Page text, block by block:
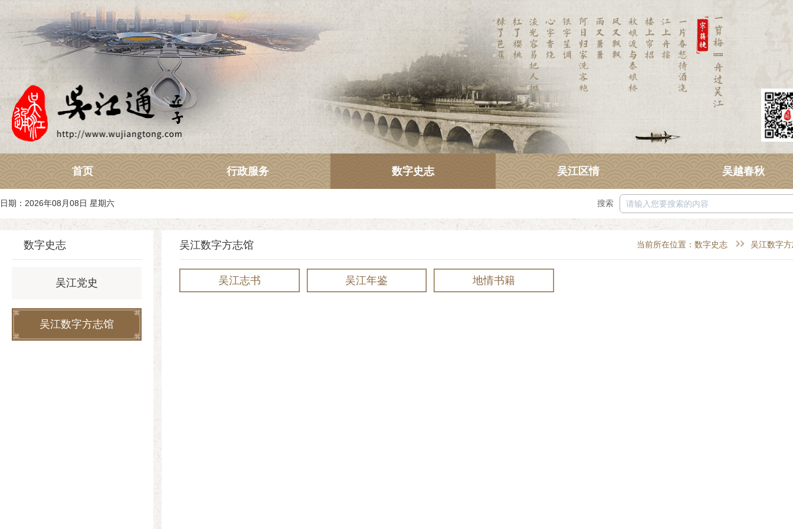
首页 行政服务 数字史志 吴江区情 吴越春秋
日期：2026年08月08日 星期六 搜索
数字史志
吴江党史
吴江数字方志馆
吴江数字方志馆 当前所在位置： 数字史志 吴江数字
吴江志书 吴江年鉴 地情书籍